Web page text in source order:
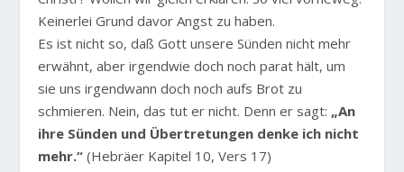
Keinerlei Grund davor Angst zu haben.
Es ist nicht so, daß Gott unsere Sünden nicht mehr
erwähnt, aber irgendwie doch noch parat hält, um
sie uns irgendwann doch noch aufs Brot zu
schmieren. Nein, das tut er nicht. Denn er sagt: „An
ihre Sünden und Übertretungen denke ich nicht
mehr.“ (Hebräer Kapitel 10, Vers 17)